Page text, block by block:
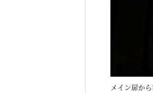
メイン扉か